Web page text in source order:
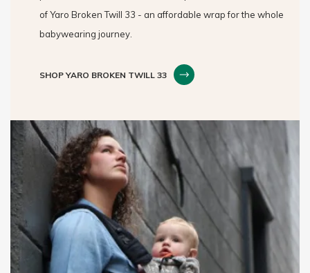
of Yaro Broken Twill 33 - an affordable wrap for the whole
babywearing journey.
SHOP YARO BROKEN TWILL 33